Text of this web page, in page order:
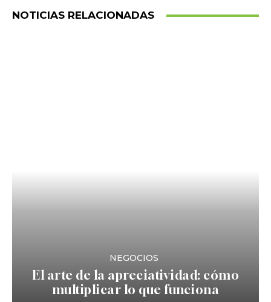
NOTICIAS RELACIONADAS
NEGOCIOS
El arte de la apreciatividad: cómo
multiplicar lo que funciona